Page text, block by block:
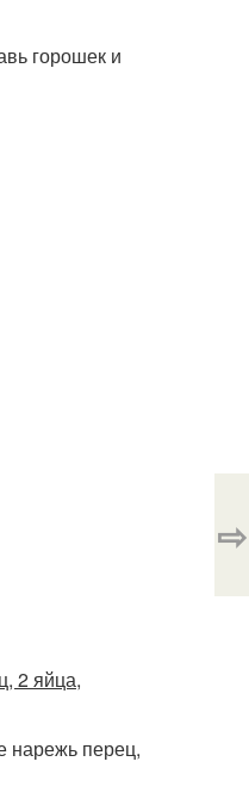
горошек и
2 яйца,
нарежь перец,
⇨